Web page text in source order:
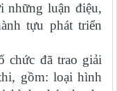
những luận điệu,
tựu phát triển
chức đã trao giải
gồm: loại hình